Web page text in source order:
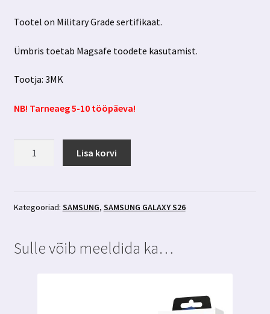
Tootel on Military Grade sertifikaat.
Ümbris toetab Magsafe toodete kasutamist.
Tootja: 3MK
NB! Tarneaeg 5-10 tööpäeva!
Magsafe-
3MK
Lisa korvi
Kategooriad: SAMSUNG, SAMSUNG GALAXY S26
Sulle võib meeldida ka…